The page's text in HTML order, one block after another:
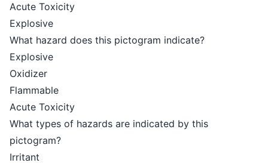
Acute Toxicity
Explosive
What hazard does this pictogram indicate?
Explosive
Oxidizer
Flammable
Acute Toxicity
What types of hazards are indicated by this
pictogram?
Irritant